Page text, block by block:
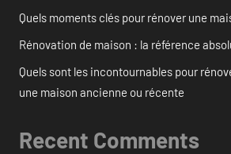
Quels moments clés pour rénover une
Rénovation de maison : la référence
Quels sont les incontournables pour
une maison ancienne ou récente
Recent Comments